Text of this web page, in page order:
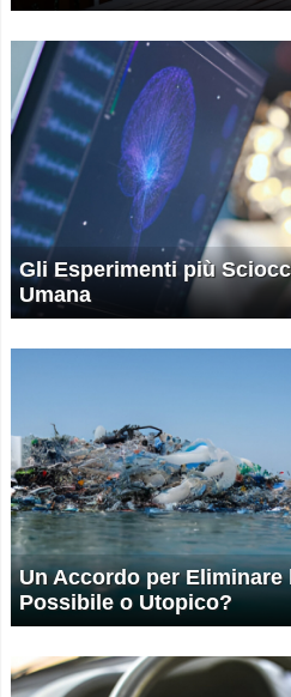
Gli Esperimenti più
Umana
Un Accordo per
Possibile o Utopico?